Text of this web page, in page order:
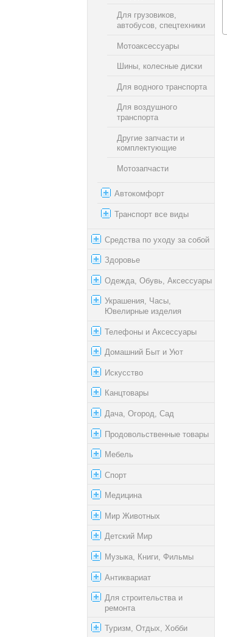
Для грузовиков,
автобусов, спецтехники
Мотоаксессуары
Шины, колесные диски
Для водного транспорта
Для воздушного
транспорта
Другие запчасти и
комплектующие
Мотозапчасти
Автокомфорт
Транспорт все виды
Средства по уходу за собой
Здоровье
Одежда, Обувь, Аксессуары
Украшения, Часы,
Ювелирные изделия
Телефоны и Аксессуары
Домашний Быт и Уют
Искусство
Канцтовары
Дача, Огород, Сад
Продовольственные товары
Мебель
Спорт
Медицина
Мир Животных
Детский Мир
Музыка, Книги, Фильмы
Антиквариат
Для строительства и
ремонта
Туризм, Отдых, Хобби